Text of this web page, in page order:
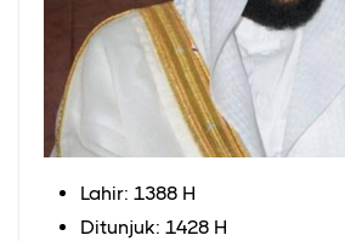
Lahir: 1388 H
Ditunjuk: 1428 H